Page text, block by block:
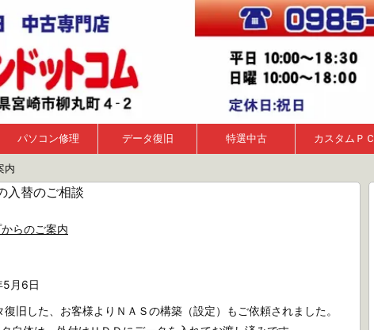
パソコン修理 データ復旧 特選中古 カスタムＰＣ
内
入替のご相談
らのご案内
月6日
復旧した、お客様よりＮＡＳの構築（設定）もご依頼されました。